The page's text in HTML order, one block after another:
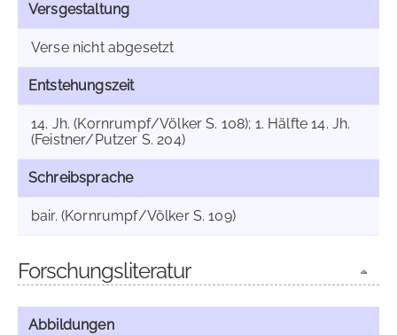
Versgestaltung
Verse nicht abgesetzt
Entstehungszeit
14. Jh. (Kornrumpf/Völker S. 108); 1. Hälfte 14. Jh.
(Feistner/Putzer S. 204)
Schreibsprache
bair. (Kornrumpf/Völker S. 109)
Forschungsliteratur
Abbildungen